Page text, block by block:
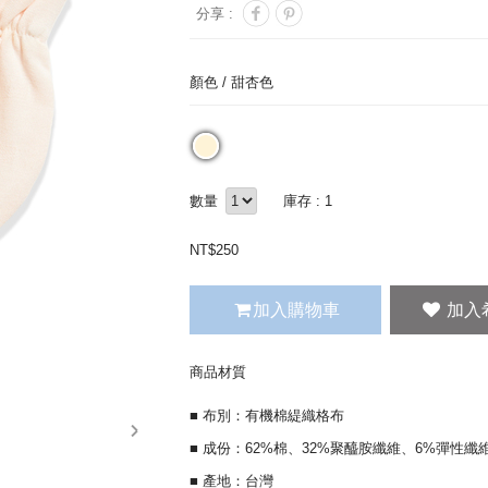
next
分享 :
顏色 / 甜杏色
數量 庫存 : 1
NT$250
加入購物車
商品材質
■ 布別：有機棉緹織格布
■ 成份：62%棉、32%聚醯胺纖維、6%彈性纖
■ 產地：台灣